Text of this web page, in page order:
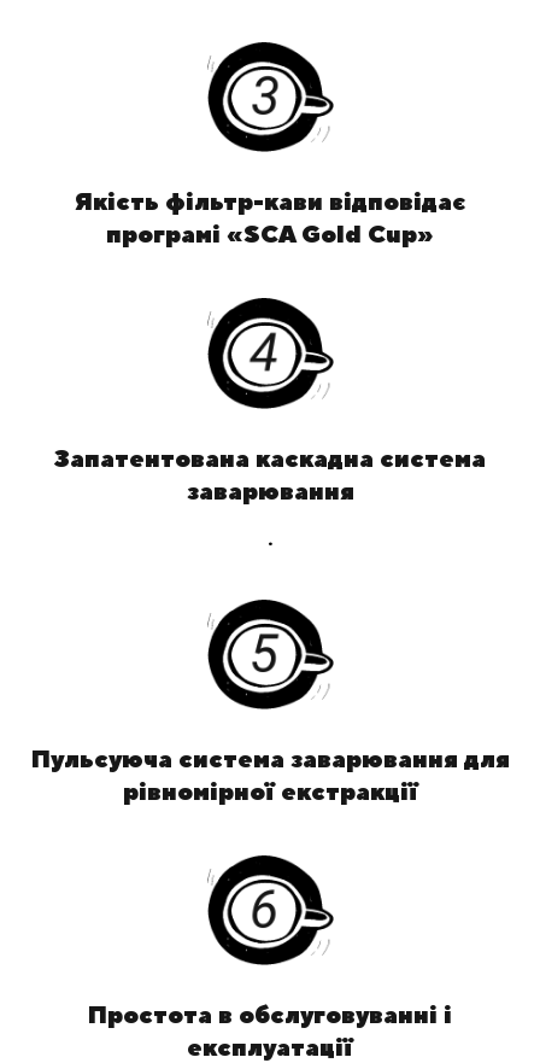
Якість фільтр-кави відповідає
програмі «SCA Gold Cup»
Запатентована каскадна система
заварювання
.
Пульсуюча система заварювання для
рівномірної екстракції
Простота в обслуговуванні і
експлуатації